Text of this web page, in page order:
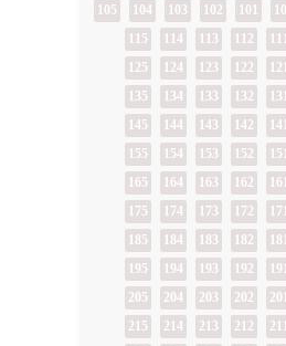
102
103
104
105
112
113
114
115
121
122
123
124
125
131
132
133
134
135
141
142
143
144
145
151
152
153
154
155
161
162
163
164
165
171
172
173
174
175
181
182
183
184
185
191
192
193
194
195
201
202
203
204
205
211
212
213
214
215